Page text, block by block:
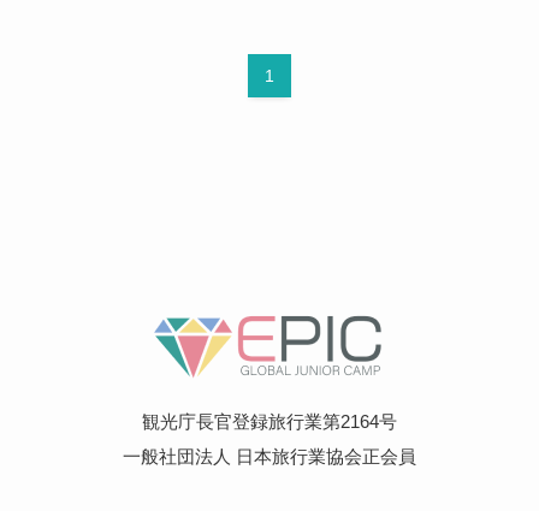
1
観光庁長官登録旅行業第2164号
一般社団法人 日本旅行業協会正会員